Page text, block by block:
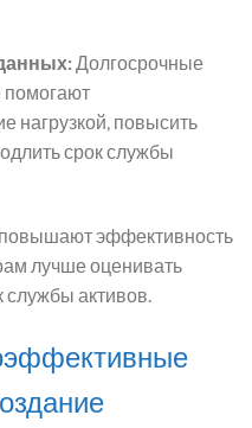
Долгосрочные
помогают
нагрузкой, повысить
срок службы
эффективность
лучше оценивать
службы активов.